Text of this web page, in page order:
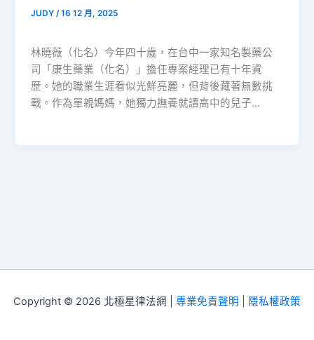
JUDY /16 12 月, 2025
林曉薇（化名）今年四十歲，在台中一家知名製藥公
司「康生藥業（化名）」擔任專案經理已有十年資
歷。她的職業生涯看似光鮮亮麗，但背後藏著無數挑
戰。作為單親媽媽，她獨力撫養就讀高中的兒子…
Copyright © 2026 北極星律法網 | 專業免責聲明 隱私權政策